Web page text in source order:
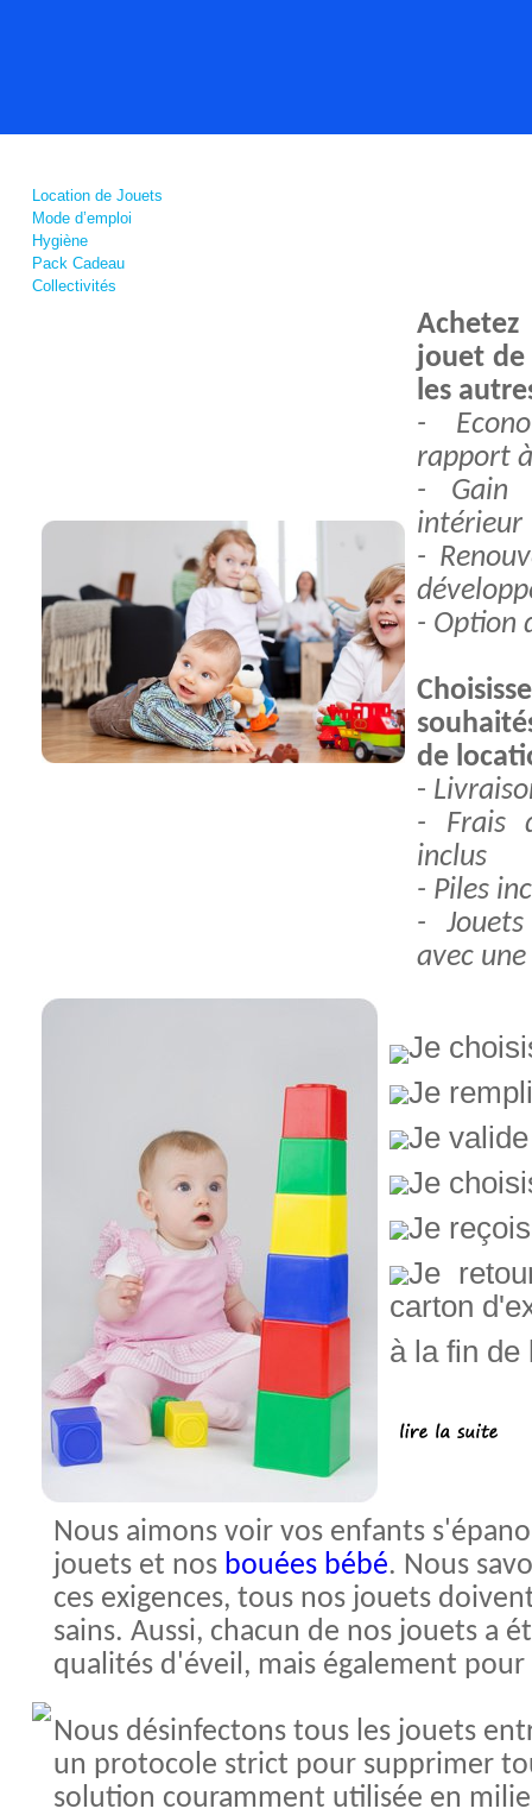
Location de Jouets
Mode d’emploi
Hygiène
Pack Cadeau
Collectivités
jouet de
les
-
rapport
- Gain
intérieur
-
- Option
de
-
- Frais
inclus
- Piles
-
avec
Je
Je
Je
Je
Je
Je
carton
à la fin de
Nous aimons voir vos enfants
jouets et nos bouées bébé. Nous
ces exigences, tous nos jouets
sains. Aussi, chacun de nos jouets a
qualités d'éveil, mais également
Nous désinfectons tous les jouets
un protocole strict pour supprimer
solution couramment utilisée en